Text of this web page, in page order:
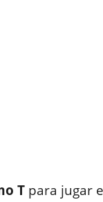
T para jugar